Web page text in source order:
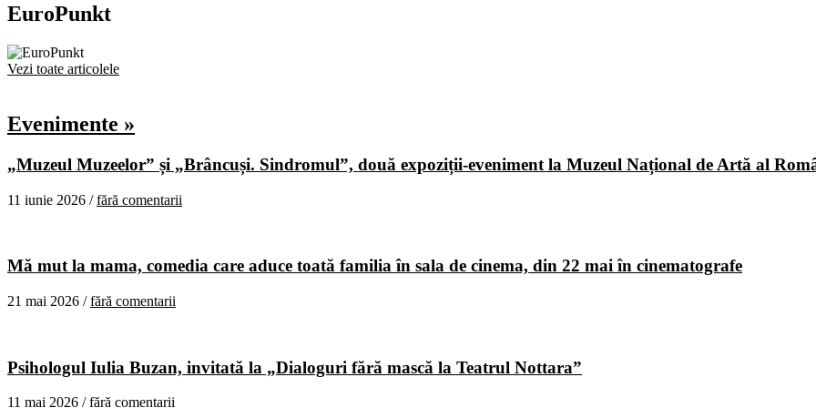
EuroPunkt
Vezi toate articolele
Evenimente »
„Muzeul Muzeelor” și „Brâncuși. Sindromul”, două expoziții-eveniment la Muzeul Național de Artă al
11 iunie 2026 /fără comentarii
Mă mut la mama, comedia care aduce toată familia în sala de cinema, din 22 mai în cinematografe
21 mai 2026 /fără comentarii
Psihologul Iulia Buzan, invitată la „Dialoguri fără mască la Teatrul Nottara”
11 mai 2026 /fără comentarii